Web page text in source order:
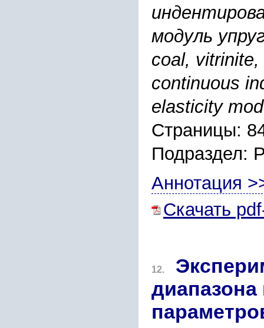
модуль
coal,
continuous
elasticity
Страницы:
Подраздел:
Аннотация
Скачать
12.
диапазона